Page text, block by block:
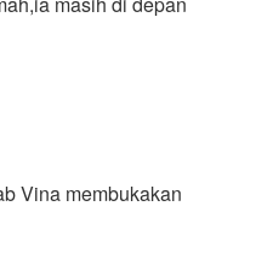
Vina membukakan